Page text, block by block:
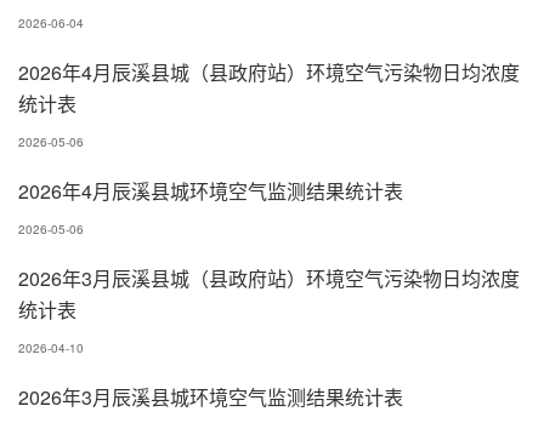
2026-06-04
2026年4月辰溪县城（县政府站）环境空气污染物日均浓度
统计表
2026-05-06
2026年4月辰溪县城环境空气监测结果统计表
2026-05-06
2026年3月辰溪县城（县政府站）环境空气污染物日均浓度
统计表
2026-04-10
2026年3月辰溪县城环境空气监测结果统计表